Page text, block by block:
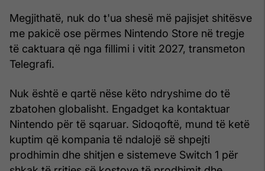
Megjithatë, nuk do t'ua shesë më pajisjet shitësve
me pakicë ose përmes Nintendo Store në tregje
të caktuara që nga fillimi i vitit 2027, transmeton
Telegrafi.
Nuk është e qartë nëse këto ndryshime do të
zbatohen globalisht. Engadget ka kontaktuar
Nintendo për të sqaruar. Sidoqoftë, mund të ketë
kuptim që kompania të ndalojë së shpejti
prodhimin dhe shitjen e sistemeve Switch 1 për